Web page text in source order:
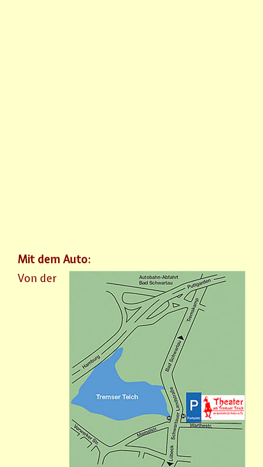
Mit dem Auto:
Von der